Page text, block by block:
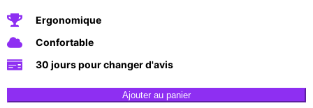
Ergonomique
Confortable
30 jours pour changer d'avis
Ajouter au panier